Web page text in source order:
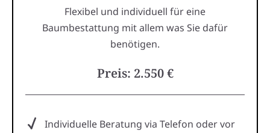
Flexibel und individuell für eine
Baumbestattung mit allem was Sie dafür
benötigen.
Preis: 2.550 €
Individuelle Beratung via Telefon oder vor